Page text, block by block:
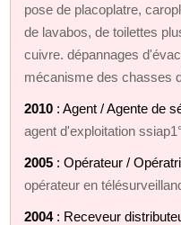
pose de placoplatre,
de lavabos, de toilettes
cuivre. dépannages
mécanisme des chasses
2010 : Agent / Agente de
agent d'exploitation
2005 : Opérateur /
opérateur en
2004: Receveur